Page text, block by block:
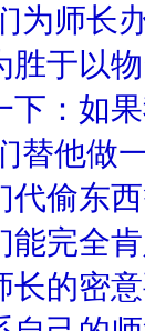
师长办
胜于以
下：如
替他做
代偷东
能完全
长的密